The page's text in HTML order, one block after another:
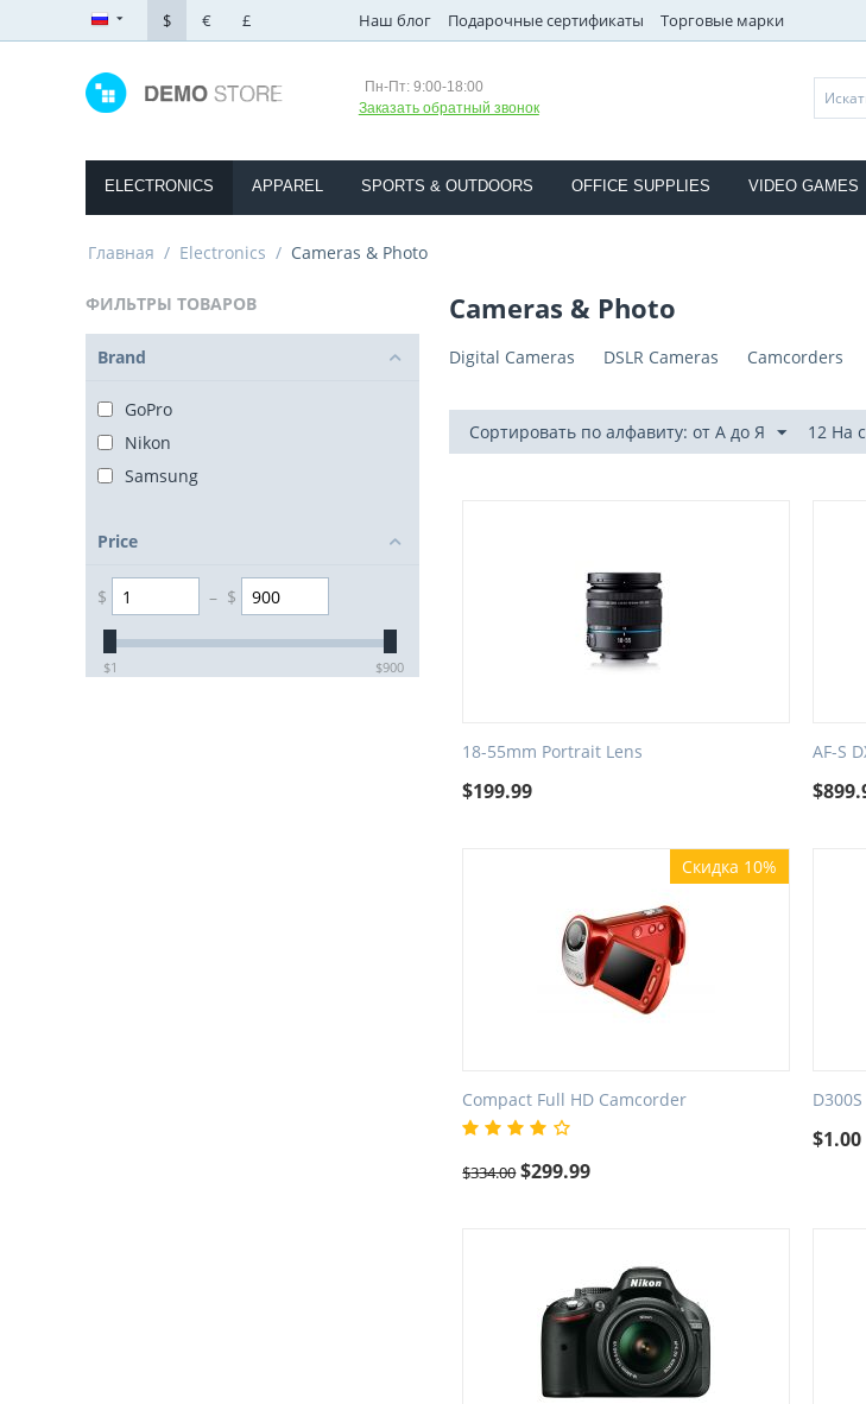
$ € £ Наш блог Подарочные сертификаты Торговые марки
Пн-Пт: 9:00-18:00
Заказать обратный звонок
ELECTRONICS APPAREL SPORTS & OUTDOORS OFFICE SUPPLIES VIDEO GAMES
Главная / Electronics / Cameras & Photo
ФИЛЬТРЫ ТОВАРОВ
Brand
GoPro
Nikon
Samsung
Price
$ – $
‎$1 ‎$900
Cameras & Photo
Digital Cameras DSLR Cameras Camcorders
Сортировать по алфавиту: от А до Я 12 На
18-55mm Portrait Lens
$199.99
AF-S
$
Скидка 10%
Compact Full HD Camcorder
$334.00 $299.99
$1.00